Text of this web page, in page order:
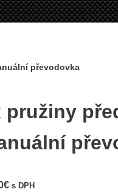
převodovka
pružiny
€ s DPH